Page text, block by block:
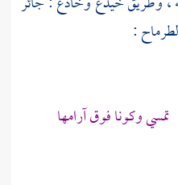
:
وكونا فوق آرامها